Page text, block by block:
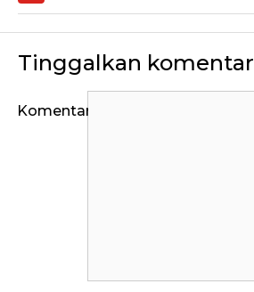
Tinggalkan komentar
Komentar